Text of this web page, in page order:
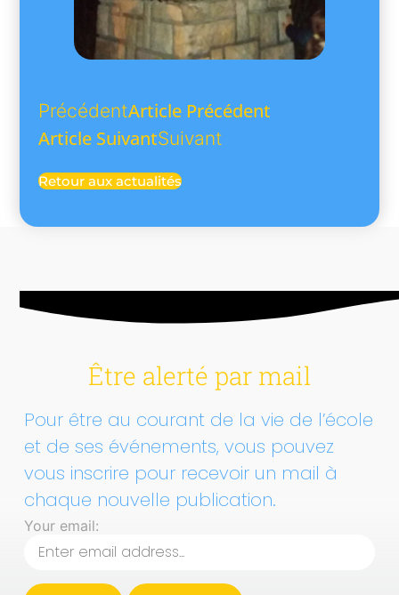
PrécédentArticle Précédent
Article SuivantSuivant
Retour aux actualités
Être alerté par mail
Pour être au courant de la vie de l’école
et de ses événements, vous pouvez
vous inscrire pour recevoir un mail à
chaque nouvelle publication.
Your email: